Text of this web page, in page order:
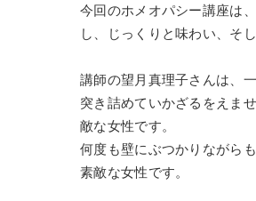
今回のホメオパシー講座は
し、じっくりと味わい、そ
講師の望月真理子さんは、
突き詰めていかざるをえま
敵な女性です。
何度も壁にぶつかりながら
素敵な女性です。